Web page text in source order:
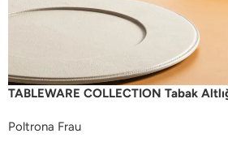
TABLEWARE COLLECTION Tabak
Poltrona Frau